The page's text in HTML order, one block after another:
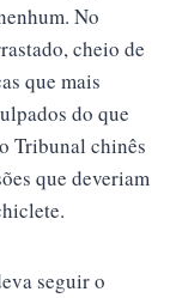
No
cheio de
que mais
do que
Tribunal chinês
que deveriam
seguir o